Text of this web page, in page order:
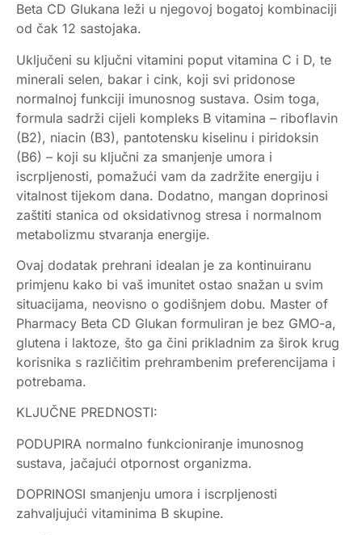
Beta CD Glukana leži u njegovoj bogatoj kombinaciji
od čak 12 sastojaka.
Uključeni su ključni vitamini poput vitamina C i D, te
minerali selen, bakar i cink, koji svi pridonose
normalnoj funkciji imunosnog sustava. Osim toga,
formula sadrži cijeli kompleks B vitamina – riboflavin
(B2), niacin (B3), pantotensku kiselinu i piridoksin
(B6) – koji su ključni za smanjenje umora i
iscrpljenosti, pomažući vam da zadržite energiju i
vitalnost tijekom dana. Dodatno, mangan doprinosi
zaštiti stanica od oksidativnog stresa i normalnom
metabolizmu stvaranja energije.
Ovaj dodatak prehrani idealan je za kontinuiranu
primjenu kako bi vaš imunitet ostao snažan u svim
situacijama, neovisno o godišnjem dobu. Master of
Pharmacy Beta CD Glukan formuliran je bez GMO-a,
glutena i laktoze, što ga čini prikladnim za širok krug
korisnika s različitim prehrambenim preferencijama i
potrebama.
KLJUČNE PREDNOSTI:
PODUPIRA normalno funkcioniranje imunosnog
sustava, jačajući otpornost organizma.
DOPRINOSI smanjenju umora i iscrpljenosti
zahvaljujući vitaminima B skupine.